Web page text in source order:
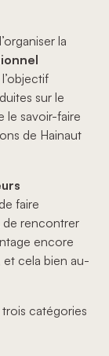
la
sur le
le savoir-faire
de Hainaut
faire
de rencontrer
encore
cela bien au-
catégories